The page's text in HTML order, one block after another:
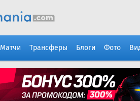
Матчи Трансферы Блоги Фото